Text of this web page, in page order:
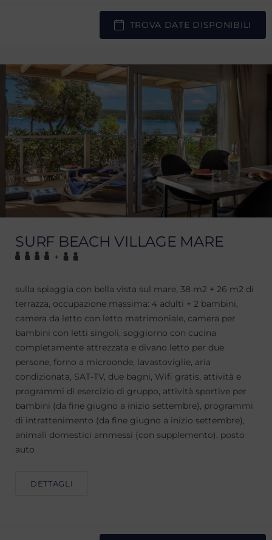
TROVA DATE DISPONIBILI
SURF BEACH VILLAGE MARE
+
sulla spiaggia con bella vista sul mare, 38 m2 + 26 m2 di
terrazza, occupazione massima: 4 adulti + 2 bambini,
camera da letto con letto matrimoniale, camera per
bambini con letti singoli, soggiorno con cucina
completamente attrezzata e divano letto per due
persone, forno a microonde, lavastoviglie, aria
condizionata, SAT-TV, due bagni, Wifi gratis, attività e
programmi di esercizio di gruppo, attività sportive per
bambini (da fine giugno a inizio settembre), programmi
di intrattenimento (da fine giugno a inizio settembre),
animali domestici ammessi (con supplemento), posto
auto
DETTAGLI